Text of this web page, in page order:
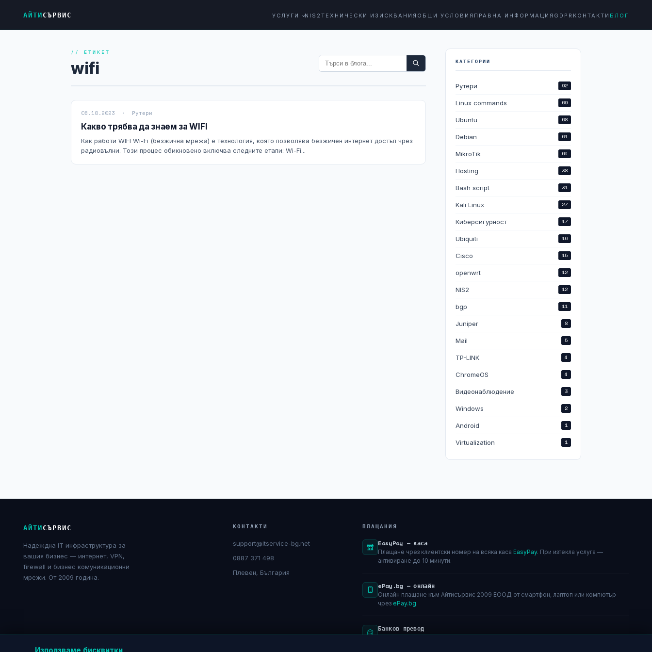
Използваме бисквитки
АЙТИСЪРВИС УСЛУГИ NIS2 ТЕХНИЧЕСКИ ИЗИСКВАНИЯ ОБЩИ УСЛОВИЯ ПРАВНА ИНФОРМАЦИЯ GDPR КОНТАКТИ БЛОГ
// ЕТИКЕТ
wifi
08.10.2023 · Рутери
Какво трябва да знаем за WIFI
Как работи WIFI Wi-Fi (безжична мрежа) е технология, която позволява безжичен интернет достъп чрез
радиовълни. Този процес обикновено включва следните етапи: Wi-Fi...
КАТЕГОРИИ
Рутери 92
Linux commands 69
Ubuntu 68
Debian 61
MikroTik 60
Hosting 38
Bash script 31
Kali Linux 27
Киберсигурност 17
Ubiquiti 16
Cisco 15
openwrt 12
NIS2 12
bgp 11
Juniper 8
Mail 5
TP-LINK 4
ChromeOS 4
Видеонаблюдение 3
Windows 2
Android 1
Virtualization 1
АЙТИСЪРВИС
Надеждна IT инфраструктура за
вашия бизнес — интернет, VPN,
firewall и бизнес комуникационни
мрежи. От 2009 година.
КОНТАКТИ
support@itservice-bg.net
0887 371 498
Плевен, България
ПЛАЩАНИЯ
EasyPay — каса
Плащане чрез клиентски номер на всяка каса EasyPay. При изтекла услуга —
активиране до 10 минути.
ePay.bg — онлайн
Онлайн плащане към Айтисървис 2009 ЕООД от смартфон, лаптоп или компютър
чрез ePay.bg.
Банков превод
Само срещу фактура по имейл. Общинска банка АД — IBAN: